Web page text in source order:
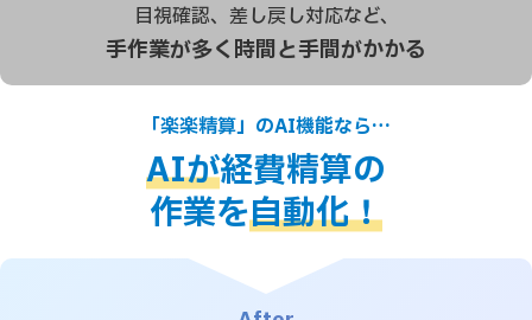
目視確認、差し戻し対応など、
手作業が多く時間と手間がかかる
「楽楽精算」のAI機能なら…
AIが経費精算の
作業を自動化！